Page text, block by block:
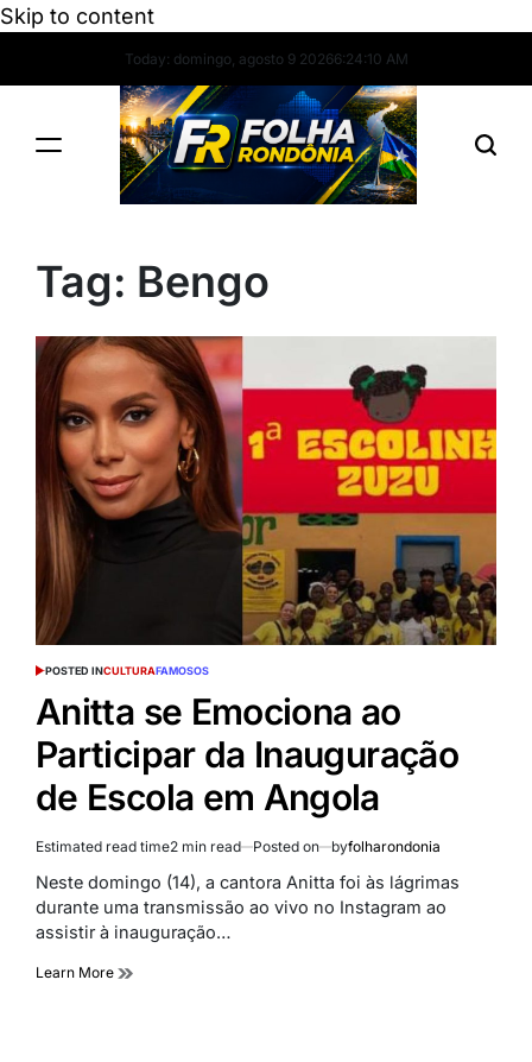
Skip to content
Today: domingo, agosto 9 20266:24:11 AM
Tag: Bengo
POSTED INCULTURAFAMOSOS
Anitta se Emociona ao
Participar da Inauguração
de Escola em Angola
Estimated read time2 min read Posted on byfolharondonia
Neste domingo (14), a cantora Anitta foi às lágrimas
durante uma transmissão ao vivo no Instagram ao
assistir à inauguração…
Learn More